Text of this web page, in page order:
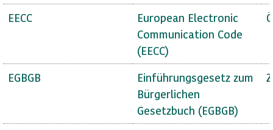
EECC
European Electronic
Communication Code
(EECC)
EGBGB
Einführungsgesetz zum
Bürgerlichen
Gesetzbuch (EGBGB)